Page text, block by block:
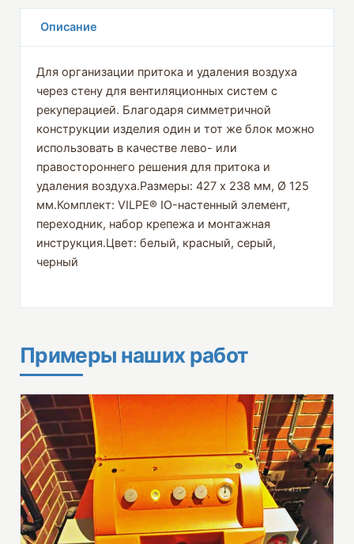
Описание
Для организации притока и удаления воздуха
через стену для вентиляционных систем с
рекуперацией. Благодаря симметричной
конструкции изделия один и тот же блок можно
использовать в качестве лево- или
правостороннего решения для притока и
удаления воздуха.Размеры: 427 х 238 мм, Ø 125
мм.Комплект: VILPE® IO-настенный элемент,
переходник, набор крепежа и монтажная
инструкция.Цвет: белый, красный, серый,
черный
Примеры наших работ